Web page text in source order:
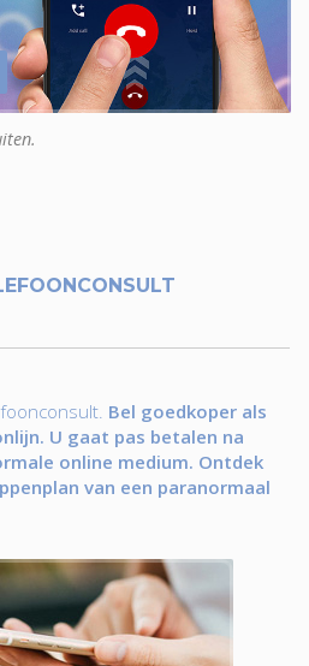
Bel goedkoper als
U gaat pas betalen na
online medium. Ontdek
van een paranormaal